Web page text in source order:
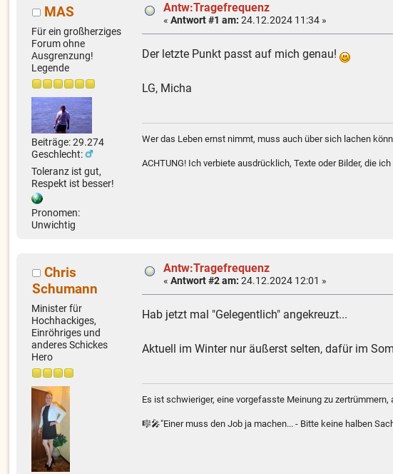
MAS
Für ein großherziges
Forum ohne
Ausgrenzung!
Legende
Beiträge: 29.274
Geschlecht:
Toleranz ist gut,
Respekt ist besser!
Pronomen:
Unwichtig
Antw:Tragefrequenz
«Antwort #1 am: 24.12.2024 11:34 »
Der letzte Punkt passt auf mich genau!
LG, Micha
Wer das Leben ernst nimmt, muss auch über sich lachen
ACHTUNG! Ich verbiete ausdrücklich, Texte oder Bilder, die
Chris
Schumann
Minister für
Hochhackiges,
Einröhriges und
anderes Schickes
Hero
Antw:Tragefrequenz
«Antwort #2 am: 24.12.2024 12:01 »
Hab jetzt mal "Gelegentlich" angekreuzt...
Aktuell im Winter nur äußerst selten, dafür im
Es ist schwieriger, eine vorgefasste Meinung zu zertrümmern,
🎼🎤"Einer muss den Job ja machen... - Bitte keine halben